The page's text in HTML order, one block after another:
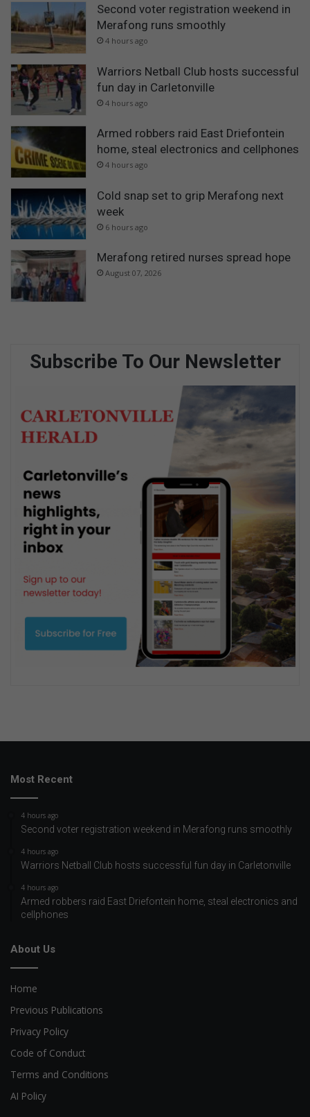
Second voter registration weekend in
Merafong runs smoothly
4 hours ago
Warriors Netball Club hosts successful
fun day in Carletonville
4 hours ago
Armed robbers raid East Driefontein
home, steal electronics and cellphones
4 hours ago
Cold snap set to grip Merafong next
week
6 hours ago
Merafong retired nurses spread hope
August 07, 2026
Subscribe To Our Newsletter
Most Recent
4 hours ago
Second voter registration weekend in Merafong runs smoothly
4 hours ago
Warriors Netball Club hosts successful fun day in Carletonville
4 hours ago
Armed robbers raid East Driefontein home, steal electronics and
cellphones
About Us
Home
Previous Publications
Privacy Policy
Code of Conduct
Terms and Conditions
AI Policy